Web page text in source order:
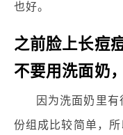
也好。
之前脸上长痘
不要用洗面奶
因为洗面奶里
份组成比较简单，